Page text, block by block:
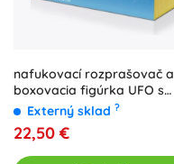
nafukovací rozprašovač a
boxovacia figúrka UFO s
mimozemšťanom
Externý sklad ?
22,50 €